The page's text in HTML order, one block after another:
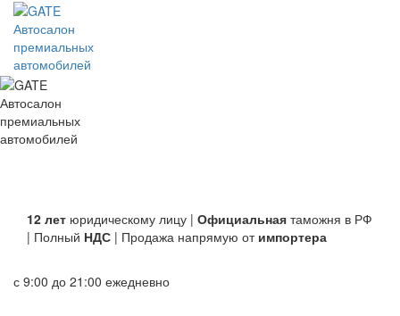
Автосалон
премиальных
автомобилей
Автосалон
премиальных
автомобилей
12 лет юридическому лицу | Официальная таможня в РФ
| Полный НДС | Продажа напрямую от импортера
с 9:00 до 21:00 ежедневно